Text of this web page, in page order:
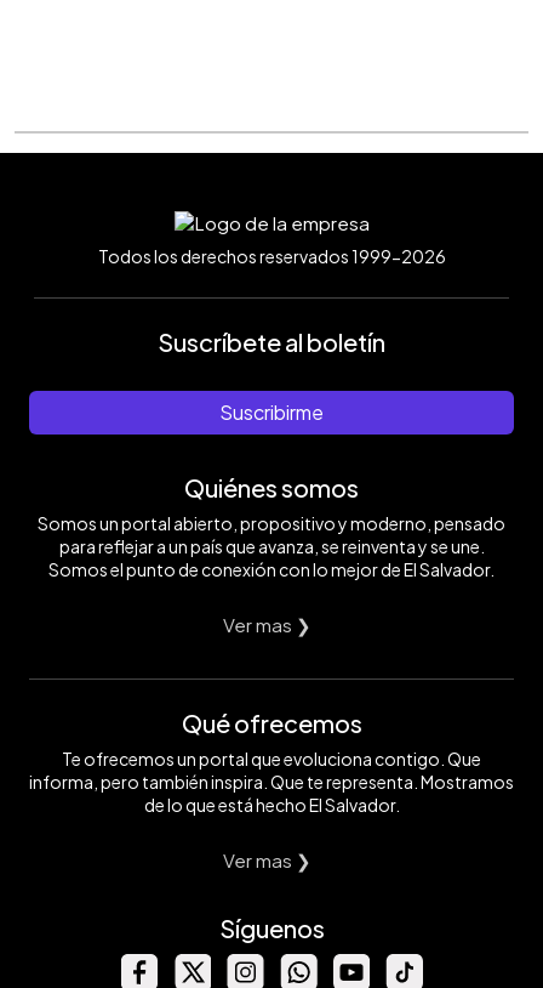
Todos los derechos reservados 1999-2026
Suscríbete al boletín
Suscribirme
Quiénes somos
Somos un portal abierto, propositivo y moderno, pensado
para reflejar a un país que avanza, se reinventa y se une.
Somos el punto de conexión con lo mejor de El Salvador.
Ver mas ❯
Qué ofrecemos
Te ofrecemos un portal que evoluciona contigo. Que
informa, pero también inspira. Que te representa. Mostramos
de lo que está hecho El Salvador.
Ver mas ❯
Síguenos